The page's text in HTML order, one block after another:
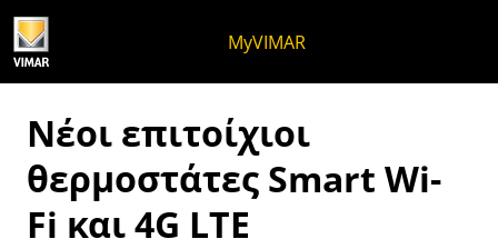
MyVIMAR
Νέοι επιτοίχιοι
θερμοστάτες Smart Wi-
Fi και 4G LTE